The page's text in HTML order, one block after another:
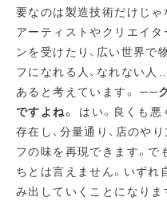
要なのは製造技術だけじゃ
アーティストやクリエイ
ンを受けたり、広い世界で
フになれる人、なれない人
あると考えています。──
ですよね。
はい。良くも
存在し、分量通り、店のや
フの味を再現できます。で
ちとは言えません。いずれ
み出していくことになり